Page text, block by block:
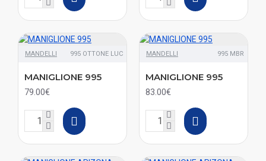
MANDELLI 995 OTTONE LUC
MANIGLIONE 995
79.00€
MANDELLI 995 MBR
MANIGLIONE 995
83.00€